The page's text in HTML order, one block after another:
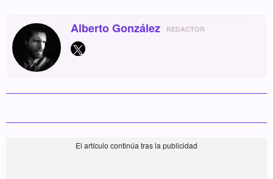
Alberto González REDACTOR